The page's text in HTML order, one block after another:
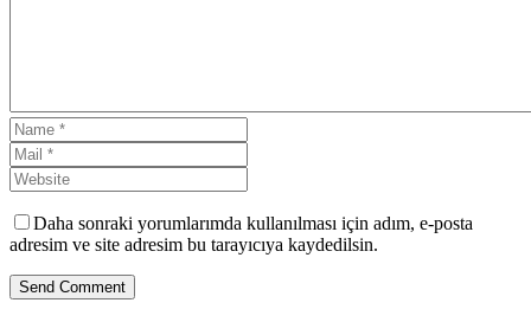
Daha sonraki yorumlarımda kullanılması için adım, e-posta
adresim ve site adresim bu tarayıcıya kaydedilsin.
Send Comment